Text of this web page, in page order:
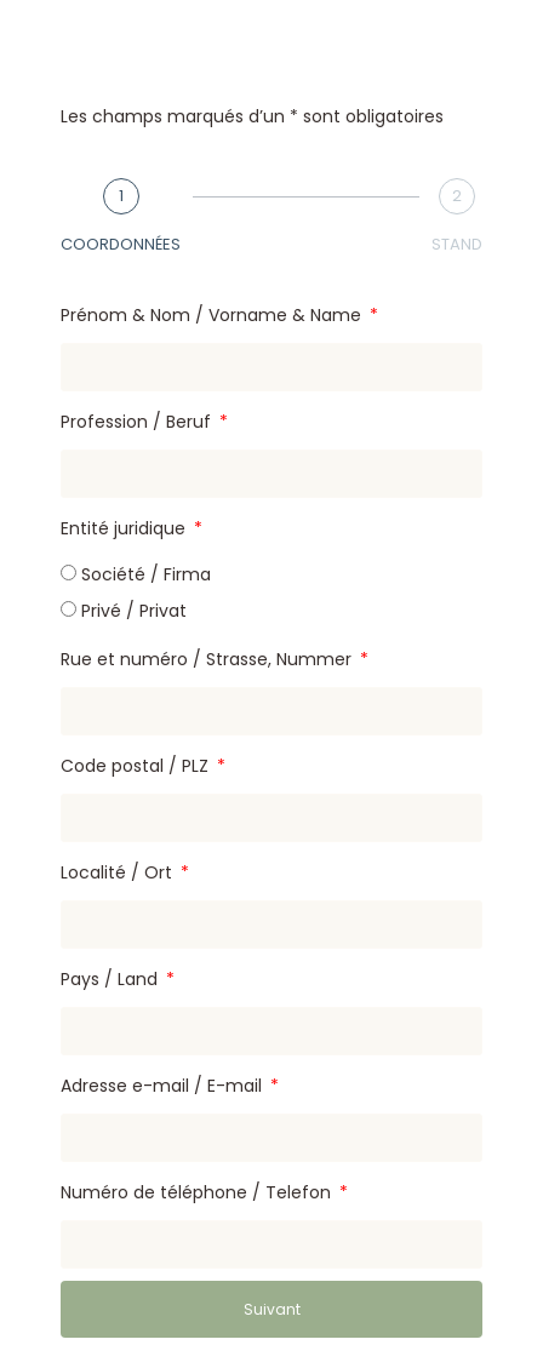
Les champs marqués d’un * sont obligatoires
1
COORDONNÉES
2
STAND
Prénom & Nom / Vorname & Name
Profession / Beruf
Entité juridique
Société / Firma
Privé / Privat
Rue et numéro / Strasse, Nummer
Code postal / PLZ
Localité / Ort
Pays / Land
Adresse e-mail / E-mail
Numéro de téléphone / Telefon
Suivant